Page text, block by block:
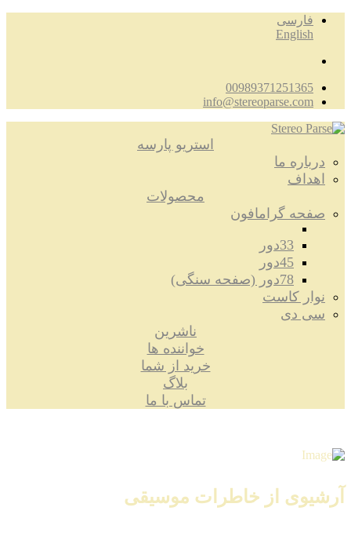
فارسی
English
00989371251365
info@stereoparse.com
استریو پارسه
درباره ما
اهداف
محصولات
صفحه گرامافون
33دور
45دور
78دور (صفحه سنگی)
نوار کاست
سی دی
ناشرین
خواننده ها
خرید از شما
بلاگ
تماس با ما
آرشیوی از خاطرات موسیقی